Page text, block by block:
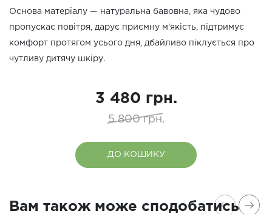
Основа матеріалу — натуральна бавовна, яка чудово
пропускає повітря, дарує приємну м'якість, підтримує
комфорт протягом усього дня, дбайливо піклується про
чутливу дитячу шкіру.
3 480 грн.
5 800 грн.
ДО КОШИКУ
Вам також може сподобатись